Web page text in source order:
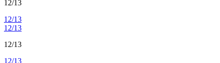
12/13
12/13
12/13
12/13
12/13